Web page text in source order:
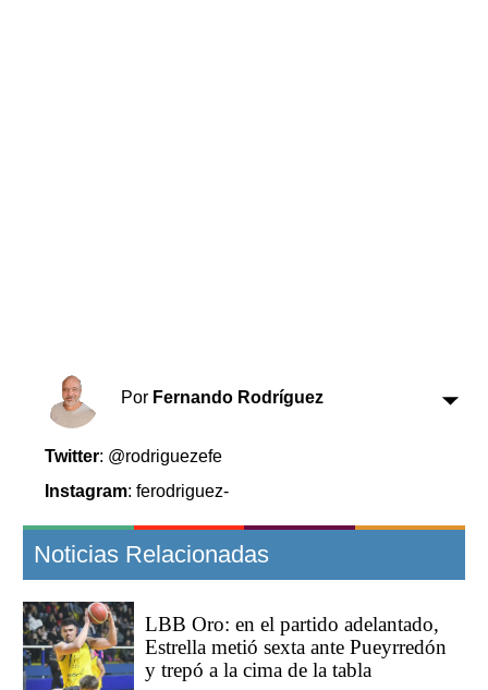
Por Fernando Rodríguez
Twitter: @rodriguezefe
Instagram: ferodriguez-
Noticias Relacionadas
LBB Oro: en el partido adelantado,
Estrella metió sexta ante Pueyrredón
y trepó a la cima de la tabla